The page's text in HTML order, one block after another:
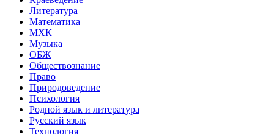
Литература
Математика
МХК
Музыка
ОБЖ
Обществознание
Право
Природоведение
Психология
Родной язык и литература
Русский язык
Технология